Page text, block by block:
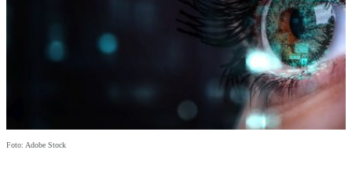
Foto: Adobe Stock